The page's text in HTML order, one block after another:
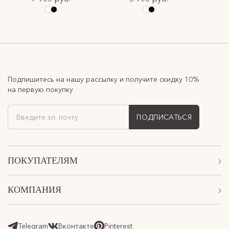
ПОКУПАТЕЛЯМ
Акции
Подарочные сертификаты
Оплата
КОМПАНИЯ
О Нас
Магазины
Подпишитесь на нашу рассылку и получите скидку 10%
на первую покупку
ПОДПИСАТЬСЯ
Telegram Вконтакте Pinterest